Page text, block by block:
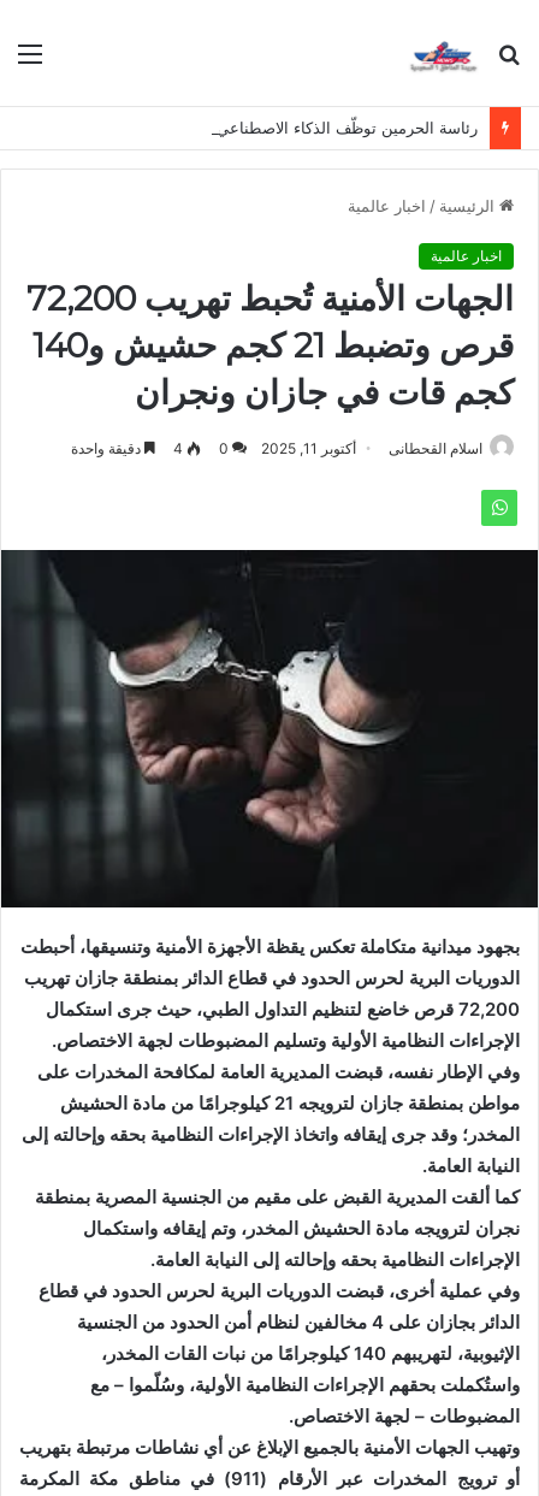
بحث
الرئيسية / اخبار عالمية
اخبار عالمية
الجهات الأمنية تُحبط تهريب 72,200
قرص وتضبط 21 كجم حشيش و140
كجم قات في جازان ونجران
اسلام القحطانى أكتوبر 11, 2025 0
4 دقيقة واحدة
بجهود ميدانية متكاملة تعكس يقظة الأجهزة الأمنية وتنسيقها، أحبطت
الدوريات البرية لحرس الحدود في قطاع الدائر بمنطقة جازان تهريب
72,200 قرص خاضع لتنظيم التداول الطبي، حيث جرى استكمال
الإجراءات النظامية الأولية وتسليم المضبوطات لجهة الاختصاص.
وفي الإطار نفسه، قبضت المديرية العامة لمكافحة المخدرات على
مواطن بمنطقة جازان لترويجه 21 كيلوجرامًا من مادة الحشيش
المخدر؛ وقد جرى إيقافه واتخاذ الإجراءات النظامية بحقه وإحالته إلى
النيابة العامة.
كما ألقت المديرية القبض على مقيم من الجنسية المصرية بمنطقة
نجران لترويجه مادة الحشيش المخدر، وتم إيقافه واستكمال
الإجراءات النظامية بحقه وإحالته إلى النيابة العامة.
وفي عملية أخرى، قبضت الدوريات البرية لحرس الحدود في قطاع
الدائر بجازان على 4 مخالفين لنظام أمن الحدود من الجنسية
الإثيوبية، لتهريبهم 140 كيلوجرامًا من نبات القات المخدر،
واستُكملت بحقهم الإجراءات النظامية الأولية، وسُلّموا – مع
المضبوطات – لجهة الاختصاص.
وتهيب الجهات الأمنية بالجميع الإبلاغ عن أي نشاطات مرتبطة بتهريب
أو ترويج المخدرات عبر الأرقام (911) في مناطق مكة المكرمة